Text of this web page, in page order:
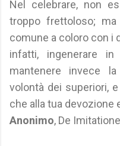
Nel celebrare, non
troppo frettoloso;
comune a coloro con i
infatti, ingenerare
mantenere invece
volontà dei superiori,
che alla tua devozione
Anonimo, De